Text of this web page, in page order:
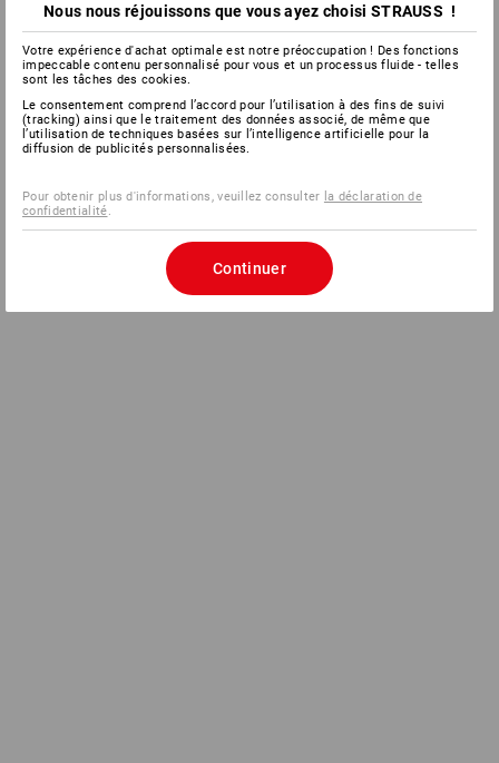
Nous nous réjouissons que vous ayez choisi STRAUSS !
Votre expérience d'achat optimale est notre préoccupation ! Des fonctions
impeccable contenu personnalisé pour vous et un processus fluide - telles
sont les tâches des cookies.
Le consentement comprend l’accord pour l’utilisation à des fins de suivi
(tracking) ainsi que le traitement des données associé, de même que
l’utilisation de techniques basées sur l’intelligence artificielle pour la
diffusion de publicités personnalisées.
Pour obtenir plus d'informations, veuillez consulter la déclaration de
confidentialité
Continuer